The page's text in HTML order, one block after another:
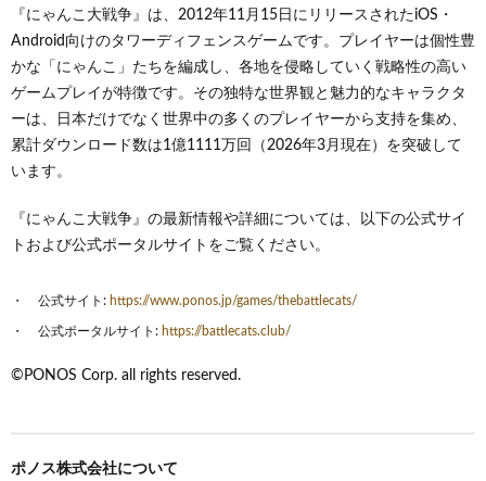
『にゃんこ大戦争』は、2012年11月15日にリリースされたiOS・
Android向けのタワーディフェンスゲームです。プレイヤーは個性豊
かな「にゃんこ」たちを編成し、各地を侵略していく戦略性の高い
ゲームプレイが特徴です。その独特な世界観と魅力的なキャラクタ
ーは、日本だけでなく世界中の多くのプレイヤーから支持を集め、
累計ダウンロード数は1億1111万回（2026年3月現在）を突破して
います。
『にゃんこ大戦争』の最新情報や詳細については、以下の公式サイ
トおよび公式ポータルサイトをご覧ください。
公式サイト: https://www.ponos.jp/games/thebattlecats/
公式ポータルサイト: https://battlecats.club/
©PONOS Corp. all rights reserved.
ポノス株式会社について